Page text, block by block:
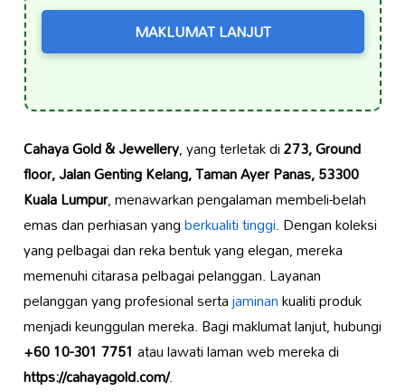
MAKLUMAT LANJUT
Cahaya Gold & Jewellery, yang terletak di273, Ground
floor, Jalan Genting Kelang, Taman Ayer Panas, 53300
Kuala Lumpur, menawarkan pengalaman membeli-belah
emas dan perhiasan yangberkualiti tinggi. Dengan koleksi
yang pelbagai dan reka bentuk yang elegan, mereka
memenuhi citarasa pelbagai pelanggan. Layanan
pelanggan yang profesional sertajaminankualiti produk
menjadi keunggulan mereka. Bagi maklumat lanjut, hubungi
+60 10-301 7751 atau lawati laman web mereka di
https://cahayagold.com/.